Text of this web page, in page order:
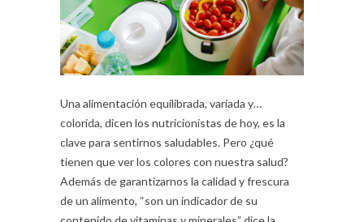
Una alimentación equilibrada, variada y…
colorida, dicen los nutricionistas de hoy, es la
clave para sentirnos saludables. Pero ¿qué
tienen que ver los colores con nuestra salud?
Además de garantizarnos la calidad y frescura
de un alimento, “son un indicador de su